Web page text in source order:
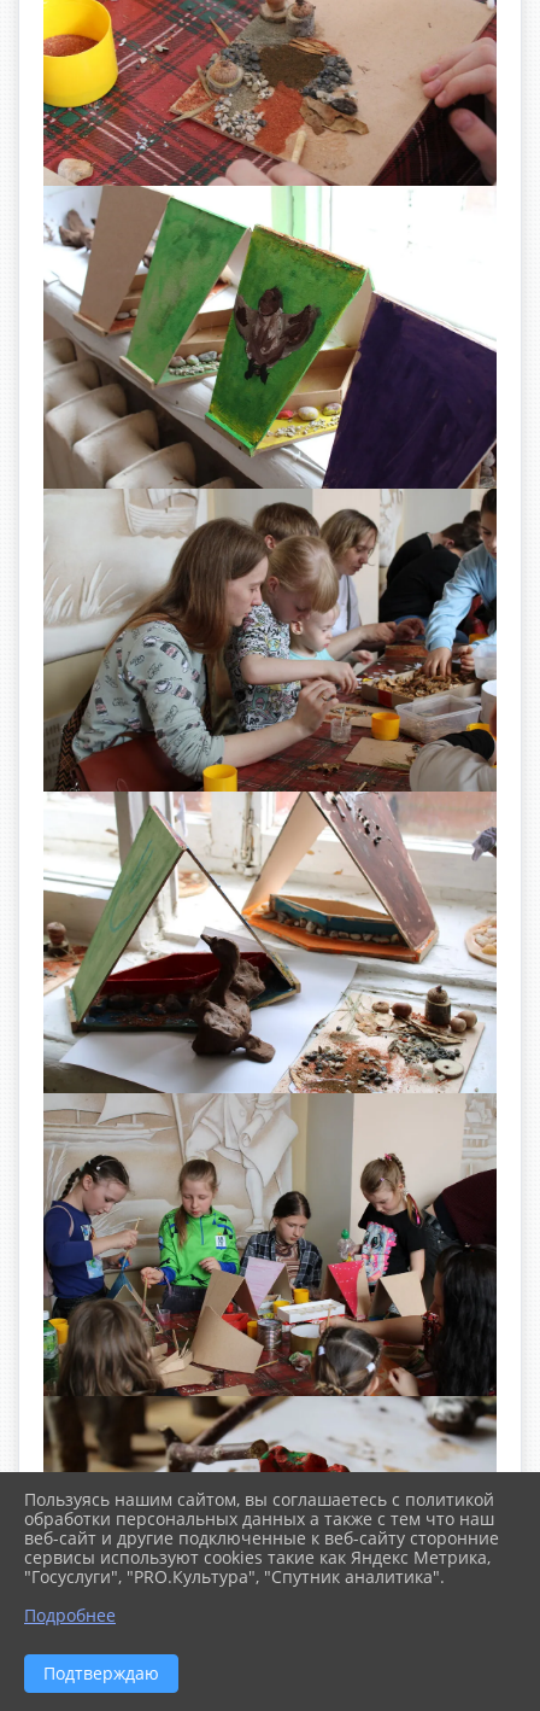
Пользуясь нашим сайтом, вы соглашаетесь с политикой
обработки персональных данных а также с тем что наш
веб-сайт и другие подключенные к веб-сайту сторонние
сервисы используют cookies такие как Яндекс Метрика,
"Госуслуги", "PRO.Культура", "Спутник аналитика".
Подробнее
Подтверждаю